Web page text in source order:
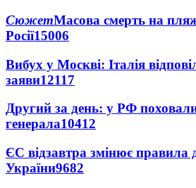
СюжетМасова смерть на
Росії15006
Вибух у Москві: Італія
заяви12117
Другий за день: у РФ
генерала10412
ЄС відзавтра змінює правила
України9682